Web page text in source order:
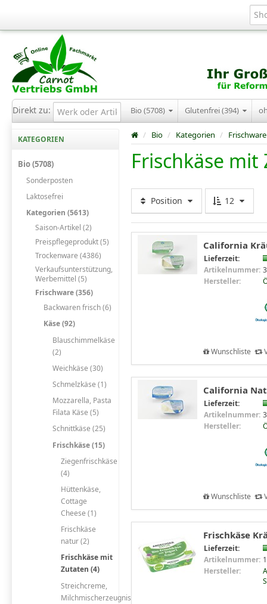
Direkt zu: Bio (5708) Glutenfrei (394)
KATEGORIEN
Bio (5708)
Sonderposten
Laktosefrei
Kategorien (5613)
Saison-Artikel (2)
Preispflegeprodukt (5)
Trockenware (4386)
Verkaufsunterstützung,
Werbemittel (5)
Frischware (356)
Backwaren frisch (6)
Käse (92)
Blauschimmelkäse
(2)
Weichkäse (30)
Schmelzkäse (1)
Mozzarella, Pasta
Filata Käse (5)
Schnittkäse (25)
Frischkäse (15)
Ziegenfrischkäse
(4)
Hüttenkäse,
Cottage
Cheese (1)
Frischkäse
natur (2)
Frischkäse mit
Zutaten (4)
Streichcreme,
Milchmischerzeugnisse
/ Bio / Kategorien / Frischware
Frischkäse
Position 12
California
Lieferzeit:
Artikelnummer:
Hersteller:
Wunschliste
California
Lieferzeit:
Artikelnummer:
Hersteller:
Wunschliste
Frischkäse
Lieferzeit:
Artikelnummer:
Hersteller: